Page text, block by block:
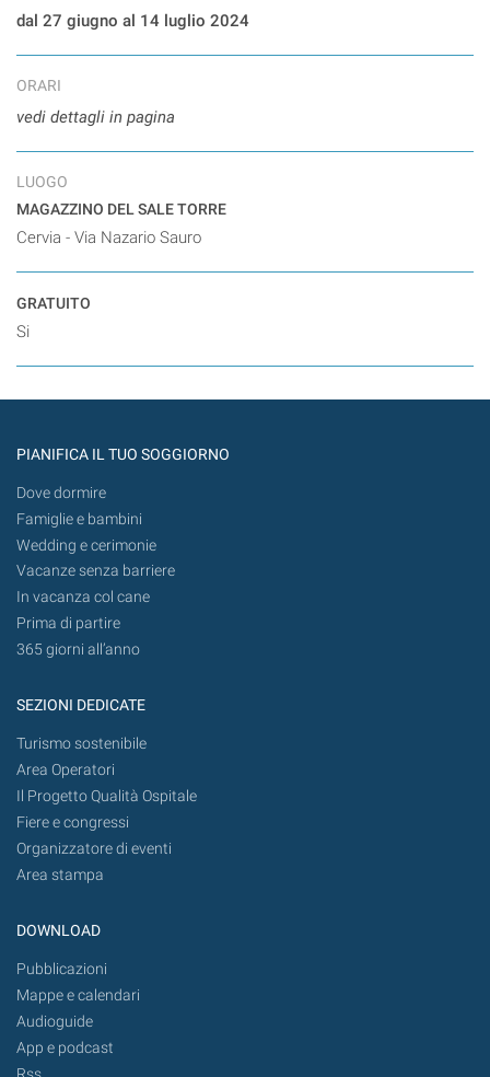
dal 27 giugno al 14 luglio 2024
ORARI
vedi dettagli in pagina
LUOGO
MAGAZZINO DEL SALE TORRE
Cervia - Via Nazario Sauro
GRATUITO
Si
PIANIFICA IL TUO SOGGIORNO
Dove dormire
Famiglie e bambini
Wedding e cerimonie
Vacanze senza barriere
In vacanza col cane
Prima di partire
365 giorni all’anno
SEZIONI DEDICATE
Turismo sostenibile
Area Operatori
Il Progetto Qualità Ospitale
Fiere e congressi
Organizzatore di eventi
Area stampa
DOWNLOAD
Pubblicazioni
Mappe e calendari
Audioguide
App e podcast